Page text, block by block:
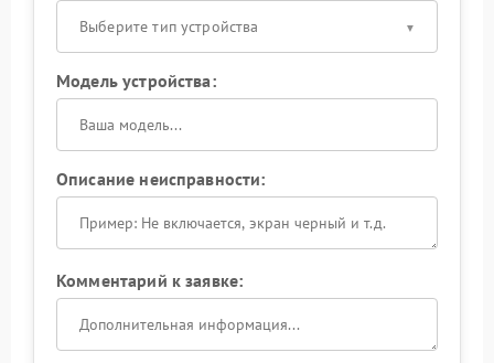
Выберите тип устройства
Модель устройства:
Описание неисправности:
Комментарий к заявке: